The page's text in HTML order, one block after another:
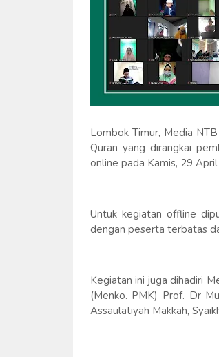
Lombok Timur, Media
Quran yang dirangkai
online pada Kamis, 29
Untuk kegiatan offline
dengan peserta terbatas
Kegiatan ini juga dihadiri
(Menko. PMK) Prof. Dr
Assaulatiyah Makkah,